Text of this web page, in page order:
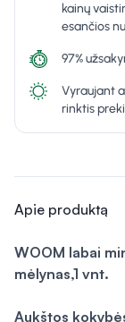
kainų
esančios
97%
Vyraujant
rinktis
Apie produktą
WOOM labai
mėlynas,1 vnt.
Aukštos